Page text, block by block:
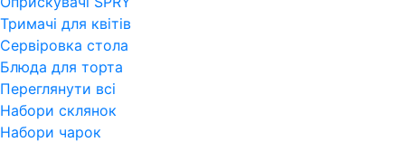
Тримачі для квітів
Сервіровка стола
Блюда для торта
Переглянути всi
Набори склянок
Набори чарок